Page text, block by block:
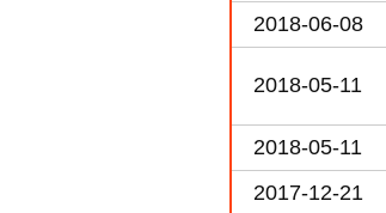
2018-06-08
2018-05-11
2018-05-11
2017-12-21